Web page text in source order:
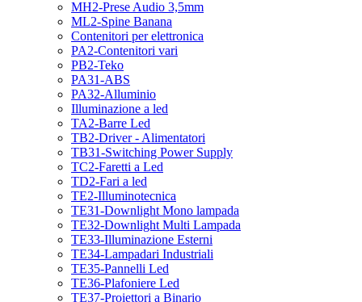
MH2-Prese Audio 3,5mm
ML2-Spine Banana
Contenitori per elettronica
PA2-Contenitori vari
PB2-Teko
PA31-ABS
PA32-Alluminio
Illuminazione a led
TA2-Barre Led
TB2-Driver - Alimentatori
TB31-Switching Power Supply
TC2-Faretti a Led
TD2-Fari a led
TE2-Illuminotecnica
TE31-Downlight Mono lampada
TE32-Downlight Multi Lampada
TE33-Illuminazione Esterni
TE34-Lampadari Industriali
TE35-Pannelli Led
TE36-Plafoniere Led
TE37-Proiettori a Binario